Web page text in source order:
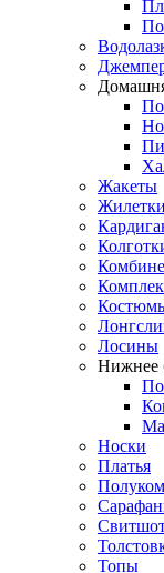
Жакеты
Жилетки
Лосины
Нижнее
Носки
Платья
Топы